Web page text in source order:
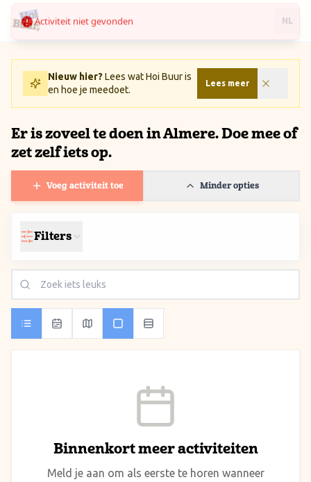
Ga naar inhoud / Skip to content
NL
Nieuw hier? Lees wat Hoi Buur is
en hoe je meedoet.
Lees meer
Er is zoveel te doen in Almere. Doe mee of
zet zelf iets op.
Voeg activiteit toe Minder opties
Filters
Binnenkort meer activiteiten
Meld je aan om als eerste te horen wanneer